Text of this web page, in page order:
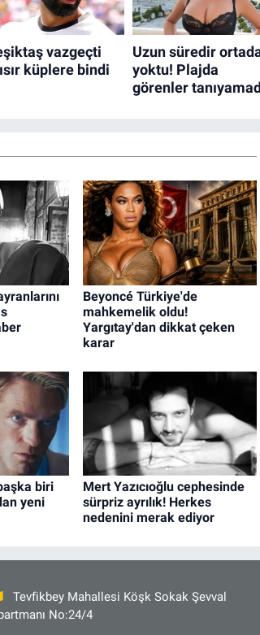
Beyoncé Türkiye'de
mahkemelik oldu!
Yargıtay'dan dikkat çeken
karar
biri
yeni
Mert Yazıcıoğlu cephesinde
sürpriz ayrılık! Herkes
nedenini merak ediyor
Tevfikbey Mahallesi Köşk Sokak Şevval
No:24/4